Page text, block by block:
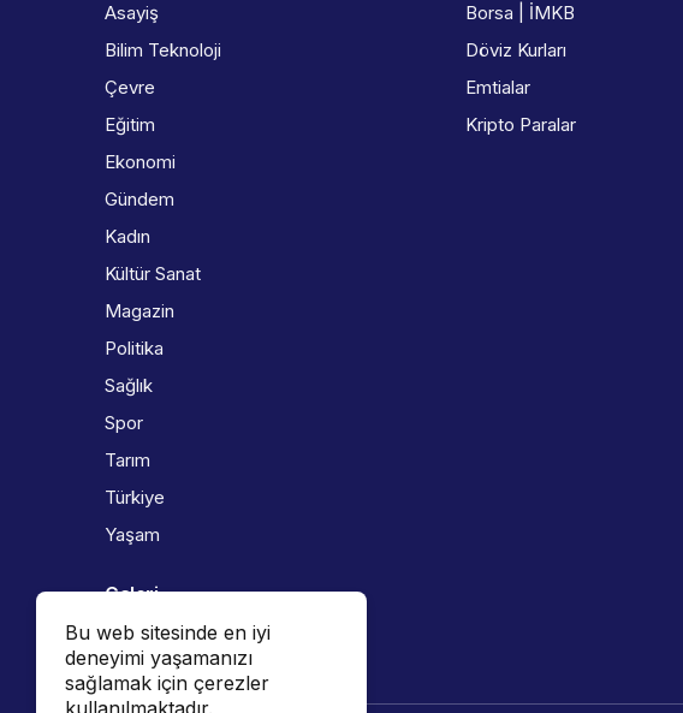
Bu web sitesinde en iyi
deneyimi yaşamanızı
sağlamak için çerezler
kullanılmaktadır.
Asayiş
Bilim Teknoloji
Çevre
Eğitim
Ekonomi
Gündem
Kadın
Kültür Sanat
Magazin
Politika
Sağlık
Spor
Tarım
Türkiye
Yaşam
Borsa | İMKB
Döviz Kurları
Emtialar
Kripto Paralar
Galeri
Foto Galeri
Video Galeri